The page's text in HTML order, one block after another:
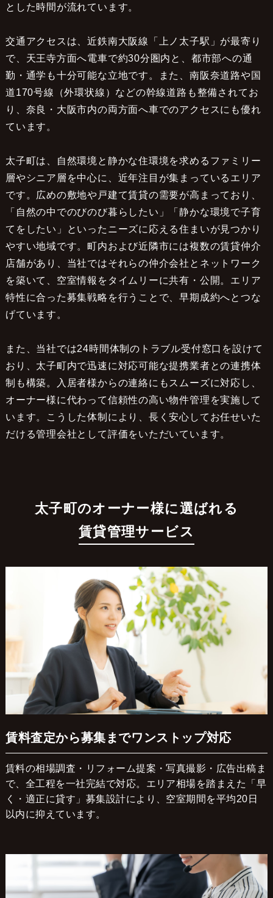
とした時間が流れています。
交通アクセスは、近鉄南大阪線「上ノ太子駅」が最寄り
で、天王寺方面へ電車で約30分圏内と、都市部への通
勤・通学も十分可能な立地です。また、南阪奈道路や国
道170号線（外環状線）などの幹線道路も整備されてお
り、奈良・大阪市内の両方面へ車でのアクセスにも優れ
ています。
太子町は、自然環境と静かな住環境を求めるファミリー
層やシニア層を中心に、近年注目が集まっているエリア
です。広めの敷地や戸建て賃貸の需要が高まっており、
「自然の中でのびのび暮らしたい」「静かな環境で子育
てをしたい」といったニーズに応える住まいが見つかり
やすい地域です。町内および近隣市には複数の賃貸仲介
店舗があり、当社ではそれらの仲介会社とネットワーク
を築いて、空室情報をタイムリーに共有・公開。エリア
特性に合った募集戦略を行うことで、早期成約へとつな
げています。
また、当社では24時間体制のトラブル受付窓口を設けて
おり、太子町内で迅速に対応可能な提携業者との連携体
制も構築。入居者様からの連絡にもスムーズに対応し、
オーナー様に代わって信頼性の高い物件管理を実施して
います。こうした体制により、長く安心してお任せいた
だける管理会社として評価をいただいています。
太子町のオーナー様に選ばれる
賃貸管理サービス
賃料査定から募集までワンストップ対応
賃料の相場調査・リフォーム提案・写真撮影・広告出稿ま
で、全工程を一社完結で対応。エリア相場を踏まえた「早
く・適正に貸す」募集設計により、空室期間を平均20日
以内に抑えています。